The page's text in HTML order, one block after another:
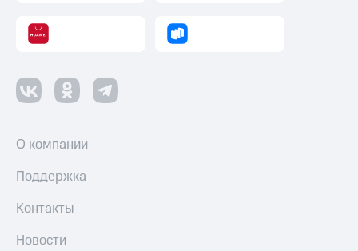
О компании
Поддержка
Контакты
Новости